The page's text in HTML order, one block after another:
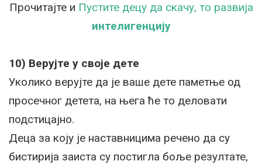
Прочитајте и Пустите децу да скачу, то развија
интелигенцију
10) Верујте у своје дете
Уколико верујте да је ваше дете паметње од
просечног детета, на њега ће то деловати
подстицајно.
Деца за коју је наставницима речено да су
бистирија заиста су постигла боље резултате,